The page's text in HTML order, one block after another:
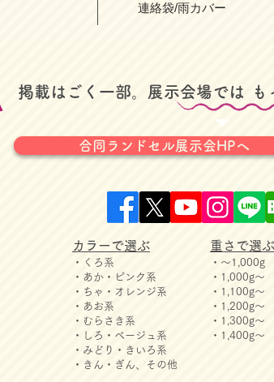
連絡袋/雨カバー
​掲載はごく一部。展示会場では も
合同ランドセル展示会HPへ
カラーで選ぶ
・くろ系
・あか・ピンク系
・ちゃ・オレンジ系
・あお系
・むらさき系
・しろ・ベージュ系
・みどり・きいろ系
・きん・ぎん、その他
重さで選ぶ
・～1,000g
・1,000g～
・1,100g～
・1,200g～
・1,300g～
・1,400g～